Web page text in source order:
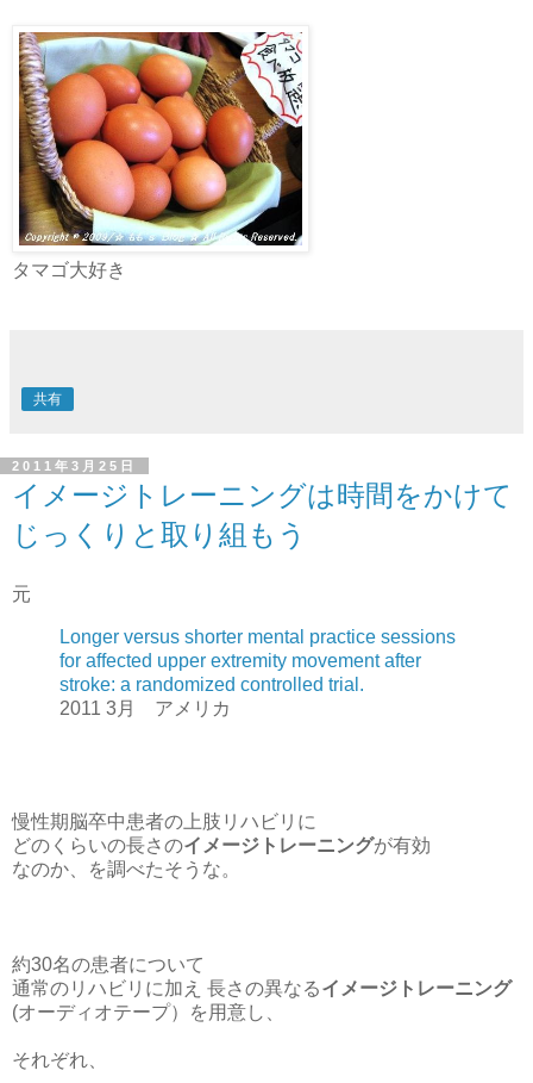
タマゴ大好き
共有
2011年3月25日
イメージトレーニングは時間をかけて
じっくりと取り組もう
元
Longer versus shorter mental practice sessions
for affected upper extremity movement after
stroke: a randomized controlled trial.
2011 3月 アメリカ
慢性期脳卒中患者の上肢リハビリに
どのくらいの長さのイメージトレーニングが有効
なのか、を調べたそうな。
約30名の患者について
通常のリハビリに加え 長さの異なるイメージトレーニング
(オーディオテープ）を用意し、
それぞれ、